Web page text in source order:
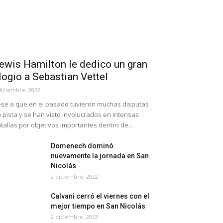
Hamilton le dedico un gran
a Sebastian Vettel
2022
a que en el pasado tuvieron muchas disputas
pista y se han visto involucrados en intensas
por objetivos importantes dentro de...
Domenech dominó
nuevamente la jornada en San
Nicolás
2 diciembre, 2022
Calvani cerró el viernes con el
mejor tiempo en San Nicolás
2 diciembre, 2022